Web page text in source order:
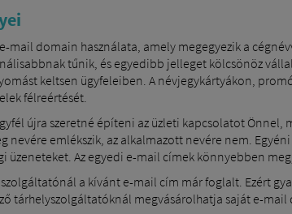
mail domain használata, amely megegyezik a
tűnik, és egyedibb jelleget kölcsönöz
keltsen ügyfeleiben. A névjegykártyákon,
félreértését.
újra szeretné építeni az üzleti kapcsolatot
nevére emlékszik, az alkalmazott nevére nem.
üzeneteket. Az egyedi e-mail címek könnyebben
a kívánt e-mail cím már foglalt. Ezért
tárhelyszolgáltatóknál megvásárolhatja saját e-